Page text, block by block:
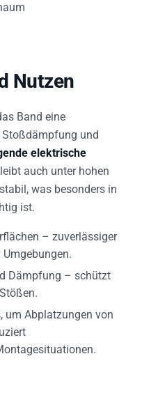
Nutzen
Band eine
und
elektrische
auch unter hohen
was besonders in
ist.
– zuverlässiger
Dämpfung – schützt
um Abplatzungen von